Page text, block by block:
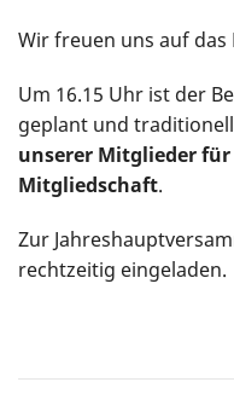
Wir freuen uns auf
Um 16.15 Uhr ist der
geplant und
unserer Mitglieder
Mitgliedschaft.
Zur
rechtzeitig eingeladen.